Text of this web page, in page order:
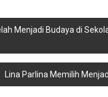
Menjadi Budaya di
Lina Parlina Memilih